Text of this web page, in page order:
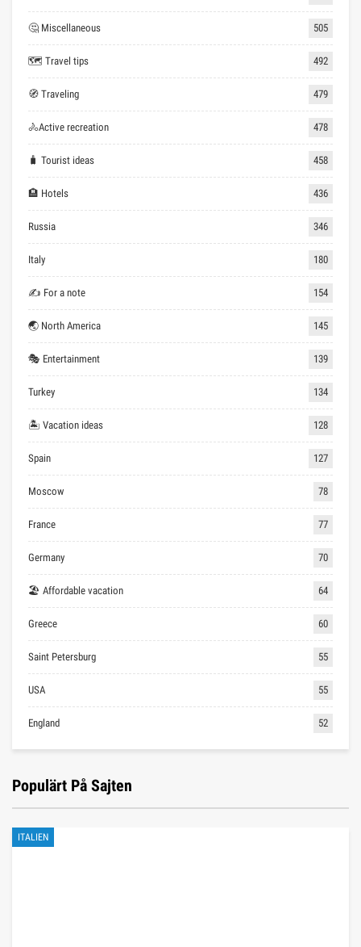
🤔 Miscellaneous 505
🗺 Travel tips 492
🧭 Traveling 479
🚴Active recreation 478
🧳 Tourist ideas 458
🏨 Hotels 436
Russia 346
Italy 180
✍ For a note 154
🌏 North America 145
🎭 Entertainment 139
Turkey 134
🏝 Vacation ideas 128
Spain 127
Moscow 78
France 77
Germany 70
🏖 Affordable vacation 64
Greece 60
Saint Petersburg 55
USA 55
England 52
Populärt På Sajten
ITALIEN